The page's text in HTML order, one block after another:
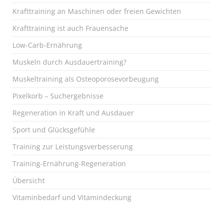
Krafttraining an Maschinen oder freien Gewichten
Krafttraining ist auch Frauensache
Low-Carb-Ernährung
Muskeln durch Ausdauertraining?
Muskeltraining als Osteoporosevorbeugung
Pixelkorb – Suchergebnisse
Regeneration in Kraft und Ausdauer
Sport und Glücksgefühle
Training zur Leistungsverbesserung
Training-Ernährung-Regeneration
Übersicht
Vitaminbedarf und Vitamindeckung